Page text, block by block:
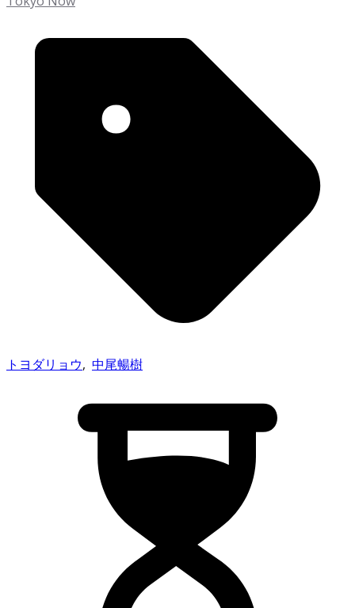
トヨダリョウ, 中尾暢樹